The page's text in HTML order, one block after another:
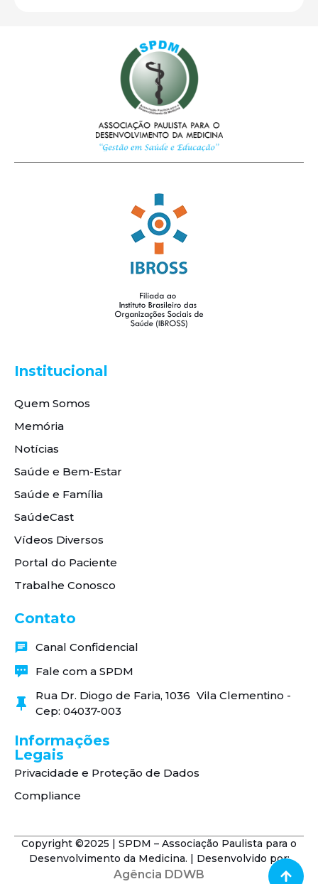
Institucional
Quem Somos
Memória
Notícias
Saúde e Bem-Estar
Saúde e Família
SaúdeCast
Vídeos Diversos
Portal do Paciente
Trabalhe Conosco
Contato
Canal Confidencial
Fale com a SPDM
Rua Dr. Diogo de Faria, 1036 Vila Clementino -
Cep: 04037-003
Informações
Legais
Privacidade e Proteção de Dados
Compliance
Copyright ©2025 | SPDM – Associação Paulista para o
Desenvolvimento da Medicina. | Desenvolvido por:
Agência DDWB